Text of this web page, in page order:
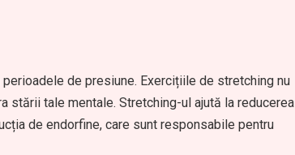
de presiune. Exercițiile de stretching nu
stării tale mentale. Stretching-ul ajută la reducerea
de endorfine, care sunt responsabile pentru